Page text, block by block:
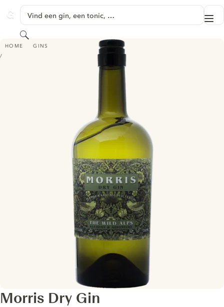
GINVENTORY
Vind een gin, een tonic, …
Zoeken
HOME GINS
MORRIS DRY GIN
Morris Dry Gin